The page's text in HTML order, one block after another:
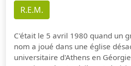
R.E.M.
C'était le 5 avril 1980 quand un
nom a joué dans une église
universitaire d'Athens en